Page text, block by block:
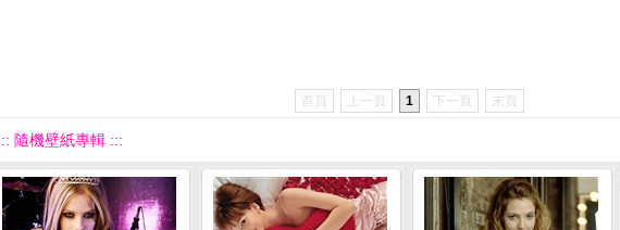
首頁 上一頁 1 下一頁 末頁
隨機壁紙專輯 :::